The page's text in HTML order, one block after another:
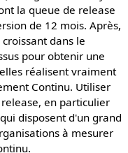
la queue de release
de 12 mois. Après,
dans le
pour obtenir une
réalisent vraiment
Continu. Utiliser
en particulier
disposent d'un grand
à mesurer